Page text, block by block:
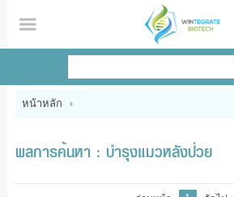
ไทย | English
หน้าหลัก
หน้าหลัก
ผลการค้นหา : บำรุงแมวหลังป่วย